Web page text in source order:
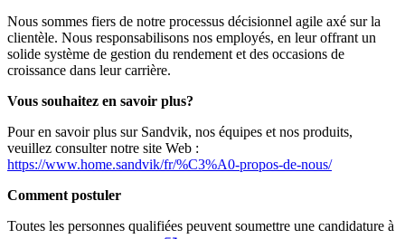
Nous sommes fiers de notre processus décisionnel agile axé sur la
clientèle. Nous responsabilisons nos employés, en leur offrant un
solide système de gestion du rendement et des occasions de
croissance dans leur carrière.
Vous souhaitez en savoir plus?
Pour en savoir plus sur Sandvik, nos équipes et nos produits,
veuillez consulter notre site Web :
https://www.home.sandvik/fr/%C3%A0-propos-de-nous/
Comment postuler
Toutes les personnes qualifiées peuvent soumettre une candidature à